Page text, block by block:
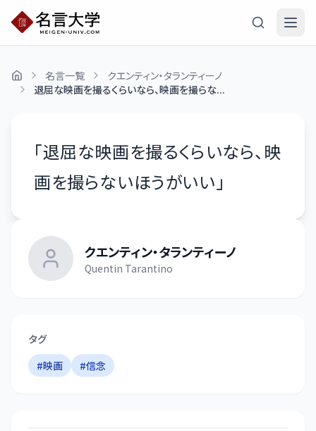
名言一覧
クエンティン・タランティーノ
退屈な映画を撮るくらいなら、映画を撮らな...
「退屈な映画を撮るくらいなら、映
画を撮らないほうがいい 」
クエンティン・タランティーノ
Quentin Tarantino
タグ
#映画 #信念